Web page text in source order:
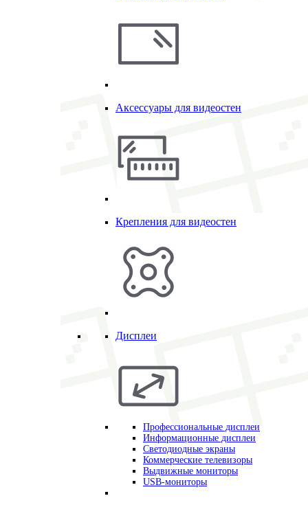
Аксессуары для видеостен
Крепления для видеостен
Дисплеи
Профессиональные дисплеи
Информационные дисплеи
Светодиодные экраны
Коммерческие телевизоры
Выдвижные мониторы
USB-мониторы